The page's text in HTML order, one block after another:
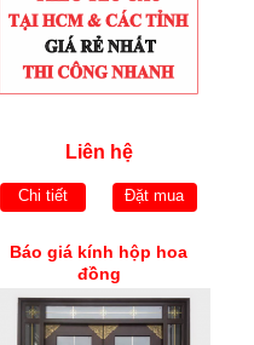
Liên hệ
Chi tiết Đặt mua
Báo giá kính hộp hoa
đồng